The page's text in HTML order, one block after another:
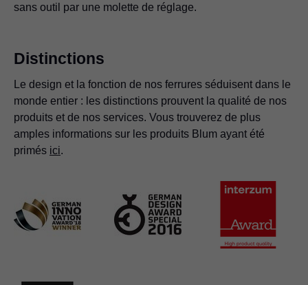
sans outil par une molette de réglage.
Distinctions
Le design et la fonction de nos ferrures séduisent dans le
monde entier : les distinctions prouvent la qualité de nos
produits et de nos services. Vous trouverez de plus
amples informations sur les produits Blum ayant été
primés ici.